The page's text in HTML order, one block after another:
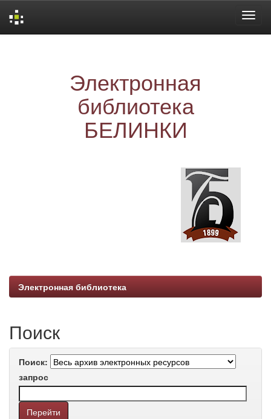
Электронная
библиотека
БЕЛИНКИ
Электронная библиотека
Поиск
Поиск:
запрос